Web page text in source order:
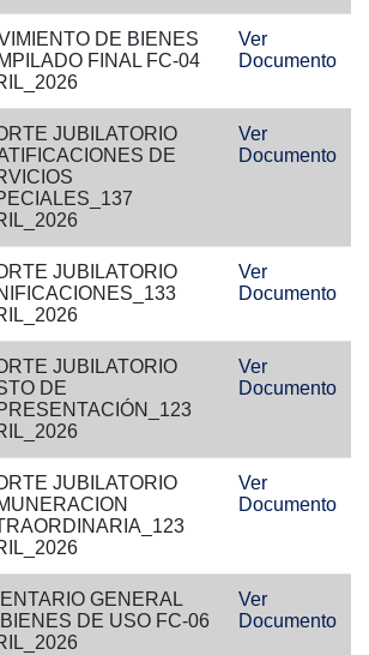
DE BIENES
FINAL FC-04
Ver
Documento
JUBILATORIO
DE
Ver
Documento
JUBILATORIO
Ver
Documento
JUBILATORIO
DE
Ver
Documento
JUBILATORIO
Ver
Documento
GENERAL
DE USO FC-06
Ver
Documento